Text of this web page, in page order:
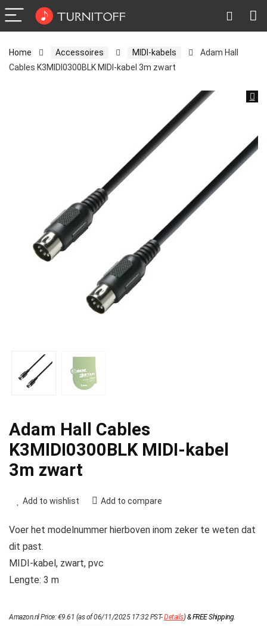
Home Accessoires MIDI-kabels
Adam Hall
Cables K3MIDI0300BLK MIDI-kabel 3m zwart
Adam Hall Cables
K3MIDI0300BLK MIDI-kabel
3m zwart
Add to wishlist Add to compare
Voer het modelnummer hierboven inom zeker te weten dat
dit past.
MIDI-kabel, zwart, pvc
Lengte: 3 m
Amazon.nl Price:€9.61 (as of 06/11/2025 17:32 PST-Details)&FREE Shipping.